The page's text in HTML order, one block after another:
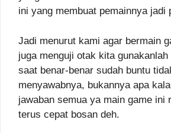
ini yang membuat pemainnya jadi
Jadi menurut kami agar bermain
juga menguji otak kita
saat benar-benar sudah buntu
menyawabnya, bukannya apa
jawaban semua ya main game ini
terus cepat bosan deh.